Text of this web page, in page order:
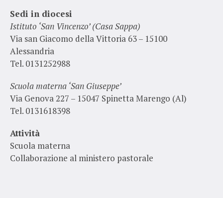
Sedi in diocesi
Istituto ‘San Vincenzo’ (Casa Sappa)
Via san Giacomo della Vittoria 63 – 15100
Alessandria
Tel. 0131252988
Scuola materna ‘San Giuseppe’
Via Genova 227 – 15047 Spinetta Marengo (Al)
Tel. 0131618398
Attività
Scuola materna
Collaborazione al ministero pastorale